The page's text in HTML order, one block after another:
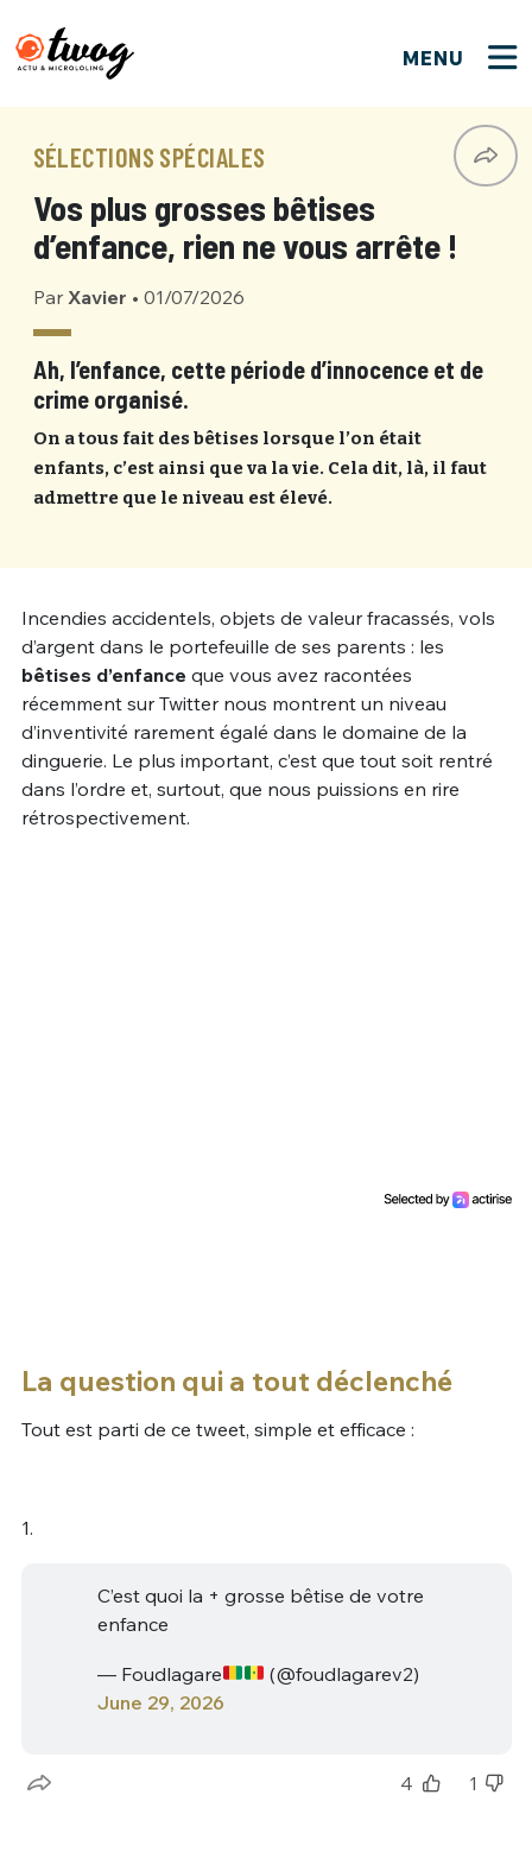
MENU
SÉLECTIONS SPÉCIALES
Vos plus grosses bêtises
d’enfance, rien ne vous arrête !
Par Xavier • 01/07/2026
Ah, l’enfance, cette période d’innocence et de
crime organisé.
On a tous fait des bêtises lorsque l’on était
enfants, c’est ainsi que va la vie. Cela dit, là, il faut
admettre que le niveau est élevé.
Incendies accidentels, objets de valeur fracassés, vols
d’argent dans le portefeuille de ses parents : les
bêtises d’enfance que vous avez racontées
récemment sur Twitter nous montrent un niveau
d’inventivité rarement égalé dans le domaine de la
dinguerie. Le plus important, c’est que tout soit rentré
dans l’ordre et, surtout, que nous puissions en rire
rétrospectivement.
La question qui a tout déclenché
Tout est parti de ce tweet, simple et efficace :
1.
C’est quoi la + grosse bêtise de votre
enfance
— Foudlagare
(@foudlagarev2)
June 29, 2026
4 1
Bienvenue !
PSEUDO*
EMAIL*
PASSWORD*
Connexion
PSEUDO
MOT DE PASSE
VOTRE PARTICIPATION
Que souhaitez-vous proposer ?
Quelques tweets
C'EST PARTI
Ma propre sélection
M'INSCRIRE
ME CONNECTER
C'EST PARTI